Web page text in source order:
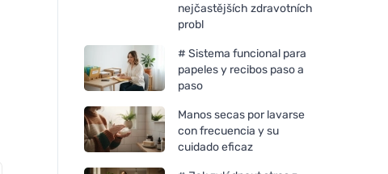
nejčastějších zdravotních
probl
# Sistema funcional para
papeles y recibos paso a
paso
Manos secas por lavarse
con frecuencia y su
cuidado eficaz